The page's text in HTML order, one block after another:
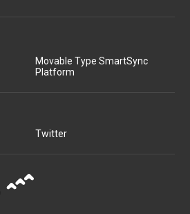
Movable Type SmartSync
Platform
Twitter